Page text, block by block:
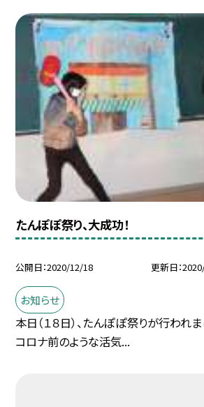
たんぽぽ祭り、大成功！
公開日 2020/12/18 更新日
お知らせ
本日（１８日）、たんぽぽ祭りが行われま
コロナ前のような活気...